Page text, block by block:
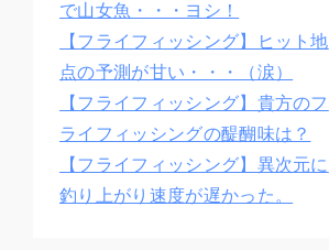
で山女魚・・・ヨシ！
【フライフィッシング】ヒット地
点の予測が甘い・・・（涙）
【フライフィッシング】貴方のフ
ライフィッシングの醍醐味は？
【フライフィッシング】異次元に
釣り上がり速度が遅かった。